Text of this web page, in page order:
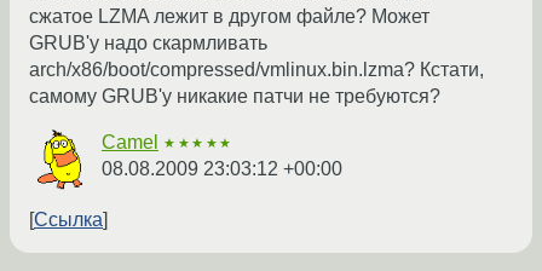
сжатое LZMA лежит в другом файле? Может
GRUB'у надо скармливать
arch/x86/boot/compressed/vmlinux.bin.lzma? Кстати,
самому GRUB'у никакие патчи не требуются?
Camel ★★★★★
08.08.2009 23:03:12 +00:00
Ссылка